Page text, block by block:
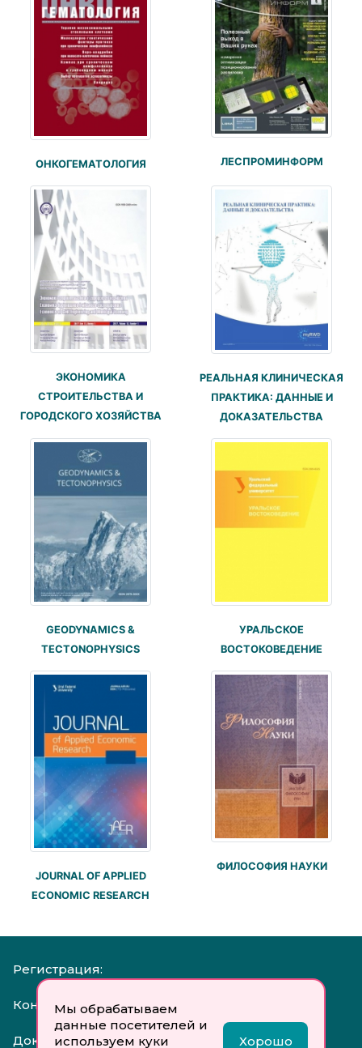
Мы обрабатываем
данные посетителей и
используем куки
Хорошо
ОНКОГЕМАТОЛОГИЯ ЛЕСПРОМИНФОРМ
ЭКОНОМИКА
СТРОИТЕЛЬСТВА И
ГОРОДСКОГО ХОЗЯЙСТВА
РЕАЛЬНАЯ КЛИНИЧЕСКАЯ
ПРАКТИКА: ДАННЫЕ И
ДОКАЗАТЕЛЬСТВА
GEODYNAMICS &
TECTONOPHYSICS
УРАЛЬСКОЕ
ВОСТОКОВЕДЕНИЕ
JOURNAL OF APPLIED
ECONOMIC RESEARCH
ФИЛОСОФИЯ НАУКИ
Регистрация:
Контакты:
Документы: